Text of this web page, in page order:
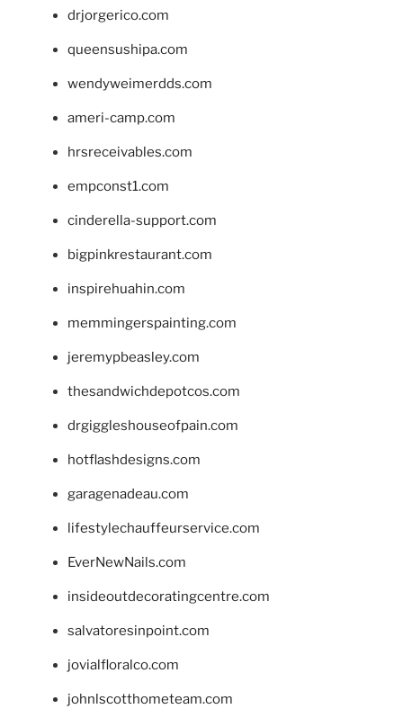
drjorgerico.com
queensushipa.com
wendyweimerdds.com
ameri-camp.com
hrsreceivables.com
empconst1.com
cinderella-support.com
bigpinkrestaurant.com
inspirehuahin.com
memmingerspainting.com
jeremypbeasley.com
thesandwichdepotcos.com
drgiggleshouseofpain.com
hotflashdesigns.com
garagenadeau.com
lifestylechauffeurservice.com
EverNewNails.com
insideoutdecoratingcentre.com
salvatoresinpoint.com
jovialfloralco.com
johnlscotthometeam.com